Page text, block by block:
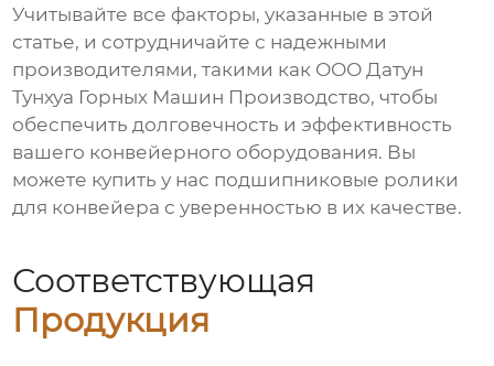
Учитывайте все факторы, указанные в этой
статье, и сотрудничайте с надежными
производителями, такими как ООО Датун
Тунхуа Горных Машин Производство, чтобы
обеспечить долговечность и эффективность
вашего конвейерного оборудования. Вы
можете купить у нас подшипниковые ролики
для конвейера с уверенностью в их качестве.
Соответствующая
Продукция